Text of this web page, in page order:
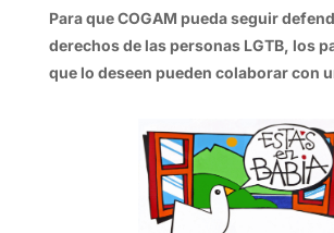
Para que COGAM pueda seguir
derechos de las personas LGTB, los
que lo deseen pueden colaborar con